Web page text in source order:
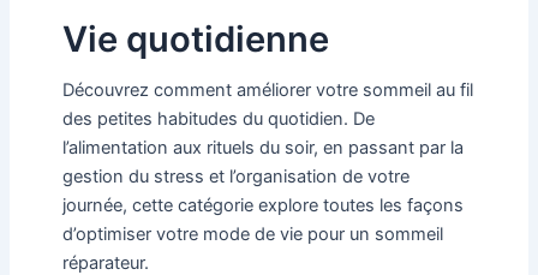
Vie quotidienne
Découvrez comment améliorer votre sommeil au fil
des petites habitudes du quotidien. De
l’alimentation aux rituels du soir, en passant par la
gestion du stress et l’organisation de votre
journée, cette catégorie explore toutes les façons
d’optimiser votre mode de vie pour un sommeil
réparateur.